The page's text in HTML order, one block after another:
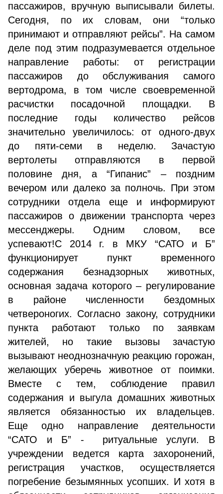
пассажиров, вручную выписывали билеты.
Сегодня, по их словам, они “только
принимают и отправляют рейсы”. На самом
деле под этим подразумевается отдельное
направление работы: от регистрации
пассажиров до обслуживания самого
вертодрома, в том числе своевременной
расчистки посадочной площадки. В
последние годы количество рейсов
значительно увеличилось: от одного-двух
до пяти-семи в неделю. Зачастую
вертолеты отправляются в первой
половине дня, а “Гипанис” – поздним
вечером или далеко за полночь. При этом
сотрудники отдела еще и информируют
пассажиров о движении транспорта через
мессенджеры. Одним словом, все
успевают!С 2014 г. в МКУ “САТО и Б”
функционирует пункт временного
содержания безнадзорных животных,
основная задача которого – регулирование
в районе численности бездомных
четвероногих. Согласно закону, сотрудники
пункта работают только по заявкам
жителей, но такие вызовы зачастую
вызывают неоднозначную реакцию горожан,
желающих уберечь животное от поимки.
Вместе с тем, соблюдение правил
содержания и выгула домашних животных
является обязанностью их владельцев.
Еще одно направление деятельности
“САТО и Б” - ритуальные услуги. В
учреждении ведется карта захоронений,
регистрация участков, осуществляется
погребение безымянных усопших. И хотя в